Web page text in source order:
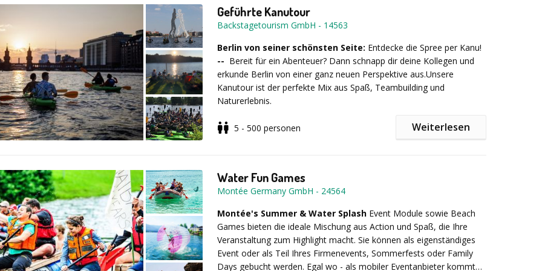
Geführte Kanutour
Backstagetourism GmbH - 14563
Berlin von seiner schönsten Seite: Entdecke die Spree per Kanu!
-- Bereit für ein Abenteuer? Dann schnapp dir deine Kollegen und
erkunde Berlin von einer ganz neuen Perspektive aus.Unsere
Kanutour ist der perfekte Mix aus Spaß, Teambuilding und
Naturerlebnis.
Paddelspaß pur:Gleite über das Wasser, genieße die frische Luft
und entdecke die verborgenen Seiten Berlins.
Kleine Wettkämpfe:Wer ist der schnellste Paddler? Kleine
Wettkämpfe sorgen für zusätzlichen Spaß und bringen das Team
noch näher zusammen.
Individuelle Gestaltung:Wir passen die Tour gerne an deine
Wünsche an. Ob entspanntes Paddeln oder actionreiche
5 - 500 personen Weiterlesen
Water Fun Games
Montée Germany GmbH - 24564
Montée's Summer & Water Splash Event Module sowie Beach
Games bieten die ideale Mischung aus Action und Spaß, die Ihre
Veranstaltung zum Highlight macht. Sie können als eigenständiges
Event oder als Teil Ihres Firmenevents, Sommerfests oder Family
Days gebucht werden. Egal wo - als mobiler Eventanbieter kommt